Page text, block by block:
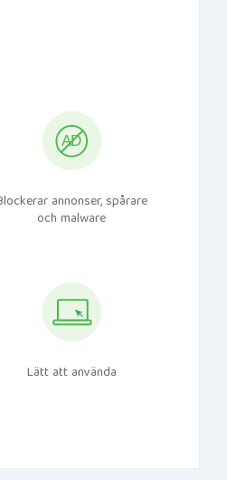
annonser, spårare
och malware
Lätt att använda